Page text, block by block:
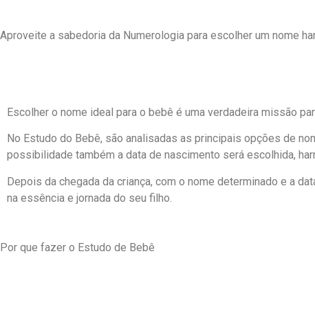
Aproveite a sabedoria da Numerologia para escolher um nome
Escolher o nome ideal para o bebê é uma verdadeira missão
No Estudo do Bebê, são analisadas as principais opções de
possibilidade também a data de nascimento será escolhida,
Depois da chegada da criança, com o nome determinado e a
na essência e jornada do seu filho.
Por que fazer o Estudo de Bebê